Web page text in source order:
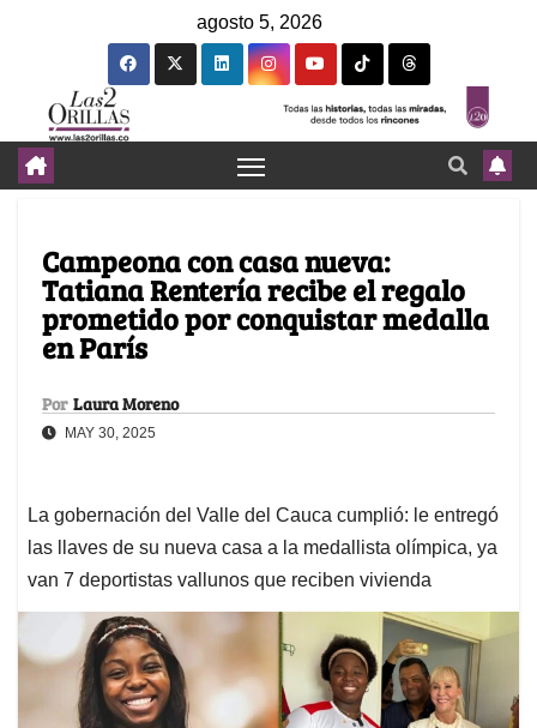
agosto 5, 2026
Campeona con casa nueva:
Tatiana Rentería recibe el regalo
prometido por conquistar medalla
en París
Por Laura Moreno
MAY 30, 2025
La gobernación del Valle del Cauca cumplió: le entregó
las llaves de su nueva casa a la medallista olímpica, ya
van 7 deportistas vallunos que reciben vivienda